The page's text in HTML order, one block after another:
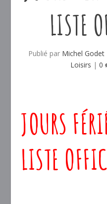
LISTE
Publié par Michel Godet
Loisirs | 0
JOURS
LISTE